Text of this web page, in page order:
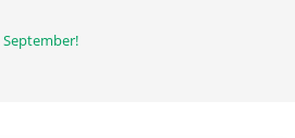
September!